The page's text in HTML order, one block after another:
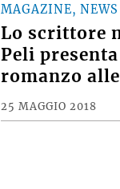
MAGAZINE, NEWS
Lo scrittore
Peli
romanzo
25 MAGGIO 2018